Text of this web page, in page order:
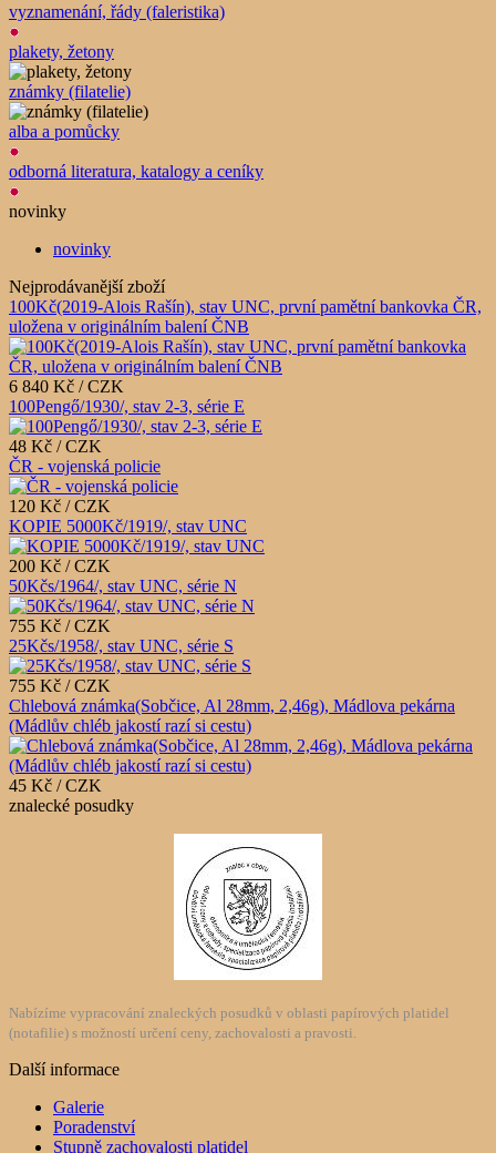
vyznamenání, řády (faleristika)
plakety, žetony
známky (filatelie)
alba a pomůcky
odborná literatura, katalogy a ceníky
novinky
novinky
Nejprodávanější zboží
100Kč(2019-Alois Rašín), stav UNC, první pamětní bankovka ČR,
uložena v originálním balení ČNB
6 840 Kč / CZK
100Pengő/1930/, stav 2-3, série E
48 Kč / CZK
ČR - vojenská policie
120 Kč / CZK
KOPIE 5000Kč/1919/, stav UNC
200 Kč / CZK
50Kčs/1964/, stav UNC, série N
755 Kč / CZK
25Kčs/1958/, stav UNC, série S
755 Kč / CZK
Chlebová známka(Sobčice, Al 28mm, 2,46g), Mádlova pekárna
(Mádlův chléb jakostí razí si cestu)
45 Kč / CZK
znalecké posudky
Nabízíme vypracování znaleckých posudků v oblasti papírových platidel
(notafilie) s možností určení ceny, zachovalosti a pravosti.
Další informace
Galerie
Poradenství
Stupně zachovalosti platidel